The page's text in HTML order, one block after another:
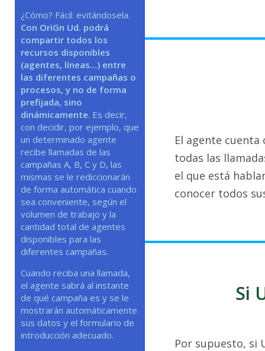
¿Cómo? Fácil: evitándosela.
Con OriGn Ud. podrá
compartir todos los
recursos disponibles
(agentes, líneas...) entre
las diferentes campañas o
procesos, y no de forma
prefijada, sino
dinámicamente. Es decir,
con decidir, por ejemplo, que
un determinado agente
recibe llamadas de las
campañas A, B, C y D, las
mismas se le rediccionarán
de forma automática cuando
sea conveniente, según el
volumen de trabajo y la
cantidad total de agentes
disponibles para las
diferentes campañas.
Cuando reciba una llamada,
el agente sabrá al instante
de qué campaña es y se le
mostrarán automáticamente
sus datos y el formulario de
introducción adecuado.
El agente
todas las
el que está
conocer todos
Si
Por supuesto, si